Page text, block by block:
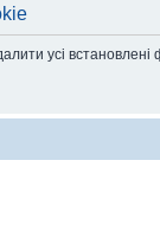
усі